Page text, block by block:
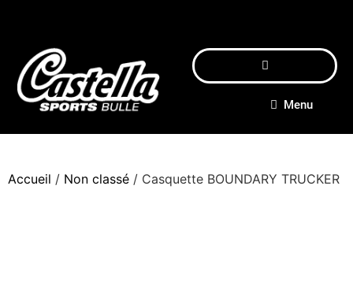
Menu
Accueil / Non classé / Casquette BOUNDARY TRUCKER